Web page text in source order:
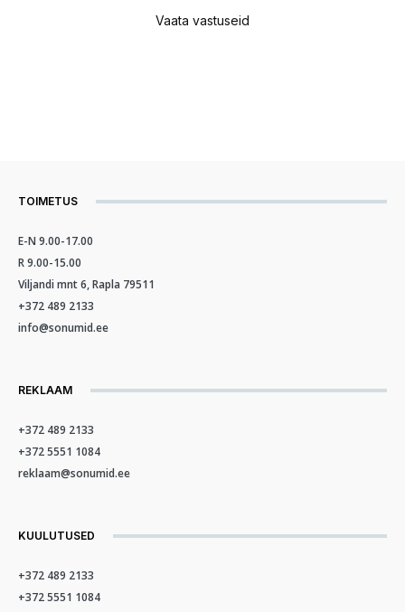
Vaata vastuseid
TOIMETUS
E-N 9.00-17.00
R 9.00-15.00
Viljandi mnt 6, Rapla 79511
+372 489 2133
info@sonumid.ee
REKLAAM
+372 489 2133
+372 5551 1084
reklaam@sonumid.ee
KUULUTUSED
+372 489 2133
+372 5551 1084